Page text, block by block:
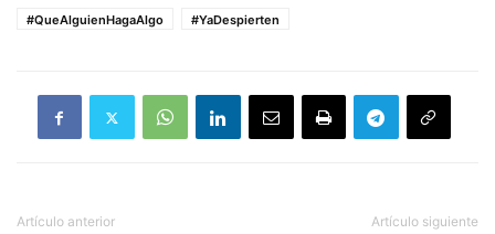
#QueAlguienHagaAlgo
#YaDespierten
Artículo anterior Artículo siguiente